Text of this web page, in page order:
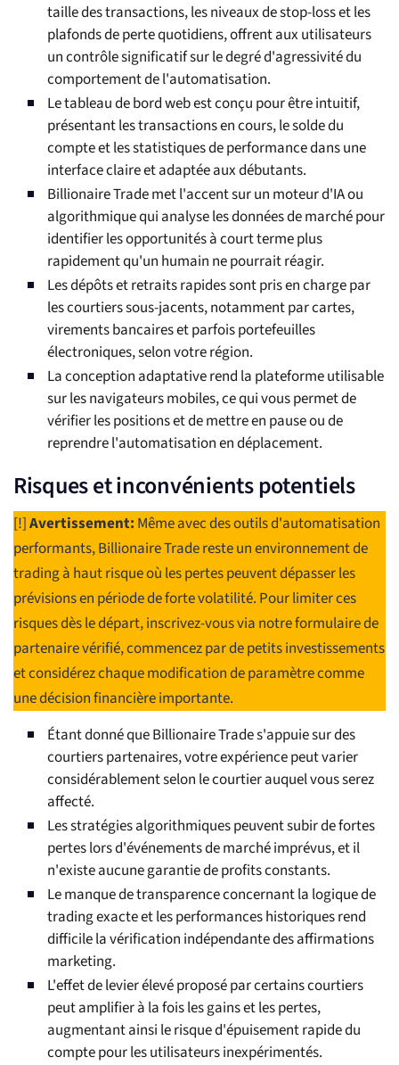
taille des transactions, les niveaux de stop-loss et les
plafonds de perte quotidiens, offrent aux utilisateurs
un contrôle significatif sur le degré d'agressivité du
comportement de l'automatisation.
Le tableau de bord web est conçu pour être intuitif,
présentant les transactions en cours, le solde du
compte et les statistiques de performance dans une
interface claire et adaptée aux débutants.
Billionaire Trade met l'accent sur un moteur d'IA ou
algorithmique qui analyse les données de marché pour
identifier les opportunités à court terme plus
rapidement qu'un humain ne pourrait réagir.
Les dépôts et retraits rapides sont pris en charge par
les courtiers sous-jacents, notamment par cartes,
virements bancaires et parfois portefeuilles
électroniques, selon votre région.
La conception adaptative rend la plateforme utilisable
sur les navigateurs mobiles, ce qui vous permet de
vérifier les positions et de mettre en pause ou de
reprendre l'automatisation en déplacement.
Risques et inconvénients potentiels
[!]Avertissement: Même avec des outils d'automatisation
performants, Billionaire Trade reste un environnement de
trading à haut risque où les pertes peuvent dépasser les
prévisions en période de forte volatilité. Pour limiter ces
risques dès le départ, inscrivez-vous via notre formulaire de
partenaire vérifié, commencez par de petits investissements
et considérez chaque modification de paramètre comme
une décision financière importante.
Étant donné que Billionaire Trade s'appuie sur des
courtiers partenaires, votre expérience peut varier
considérablement selon le courtier auquel vous serez
affecté.
Les stratégies algorithmiques peuvent subir de fortes
pertes lors d'événements de marché imprévus, et il
n'existe aucune garantie de profits constants.
Le manque de transparence concernant la logique de
trading exacte et les performances historiques rend
difficile la vérification indépendante des affirmations
marketing.
L'effet de levier élevé proposé par certains courtiers
peut amplifier à la fois les gains et les pertes,
augmentant ainsi le risque d'épuisement rapide du
compte pour les utilisateurs inexpérimentés.